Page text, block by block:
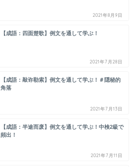
2021年8月9日
【成語：四面楚歌】例文を通して学ぶ！
2021年7月28日
【成語：敲诈勒索】例文を通して学ぶ！＃隠秘的
角落
2021年7月13日
【成語：半途而废】例文を通して学ぶ！中検2級で
頻出！
2021年7月11日